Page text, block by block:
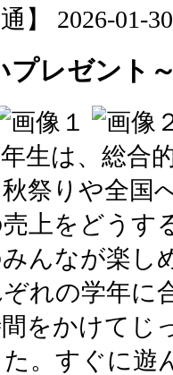
】 2026-01-
プレゼント
生は、総合
祭りや全国
上をどうす
んなが楽し
れの学年に
をかけてじ
。すぐに遊